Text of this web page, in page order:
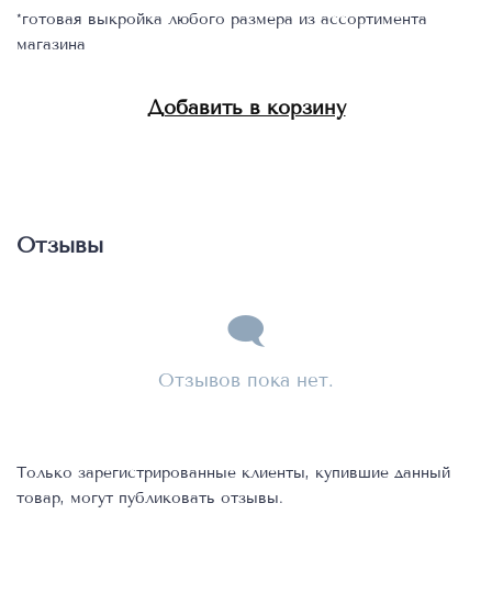
*готовая выкройка любого размера из ассортимента
магазина
Добавить в корзину
Отзывы
Отзывов пока нет.
Только зарегистрированные клиенты, купившие данный
товар, могут публиковать отзывы.